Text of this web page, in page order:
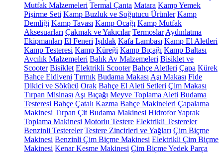
Mutfak Malzemeleri Termal Çanta Matara Kamp Yemek
Pişirme Seti Kamp Buzluk ve Soğutucu Ürünler Kamp
Demliği Kamp Tavası Kamp Ocağı Kamp Mutfak
Aksesuarları Çakmak ve Yakıcılar Termoslar Aydınlatma
Ekipmanları El Feneri Işıldak Kafa Lambası Kamp El Aletleri
Kamp Testeresi Kamp Küreği Kamp Bıçağı Kamp Baltası
Avcılık Malzemeleri Balık Av Malzemeleri Bisiklet ve
Scooter Bisiklet Elektrikli Scooter Bahçe Aletleri Çapa Kürek
Bahçe Eldiveni Tırmık Budama Makası Aşı Makası Fide
Dikici ve Sökücü Orak Bahçe El Aleti Setleri Çim Makası
Tırpan Misinası Aşı Bıçağı Meyve Toplama Aleti Budama
Testeresi Bahçe Çatalı Kazma Bahçe Makineleri Çapalama
Makinesi Tırpan Çit Budama Makinesi HidroforYaprak
Toplama Makinesi Motorlu Testere Elektrikli Testereler
Benzinli Testereler Testere Zincirleri ve Yağları Çim Biçme
Makinesi Benzinli Çim Biçme Makinesi Elektrikli Çim Biçme
Makinesi Kenar Kesme Makinesi Çim Biçme Yedek Parça